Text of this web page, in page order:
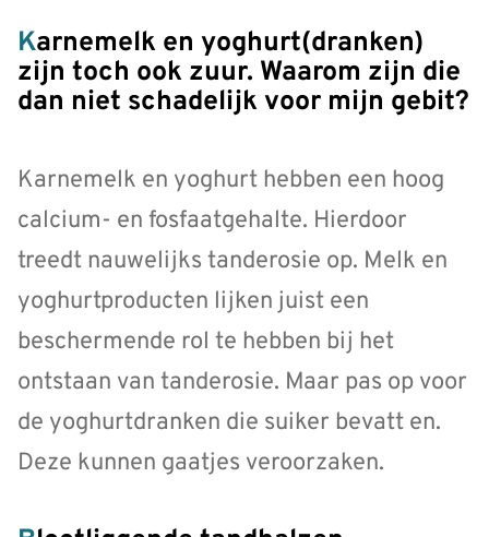
Karnemelk en yoghurt(dranken)
zijn toch ook zuur. Waarom zijn die
dan niet schadelijk voor mijn gebit?
Karnemelk en yoghurt hebben een hoog
calcium- en fosfaatgehalte. Hierdoor
treedt nauwelijks tanderosie op. Melk en
yoghurtproducten lijken juist een
beschermende rol te hebben bij het
ontstaan van tanderosie. Maar pas op voor
de yoghurtdranken die suiker bevatt en.
Deze kunnen gaatjes veroorzaken.